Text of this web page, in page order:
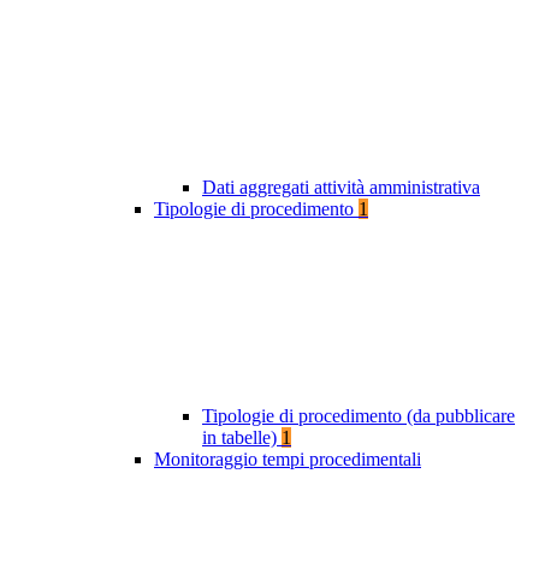
Dati aggregati attività amministrativa
Tipologie di procedimento 1
Tipologie di procedimento (da pubblicare
in tabelle) 1
Monitoraggio tempi procedimentali